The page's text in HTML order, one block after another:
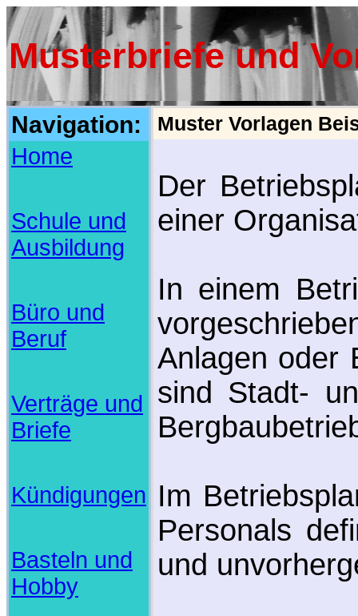
Musterbriefe und
Navigation:
Home
Schule und
Ausbildung
Büro und
Beruf
Verträge und
Briefe
Kündigungen
Basteln und
Hobby
Muster Vorlagen
Der
einer
In einem
Anlagen oder
sind Stadt-
Im
Personals
und